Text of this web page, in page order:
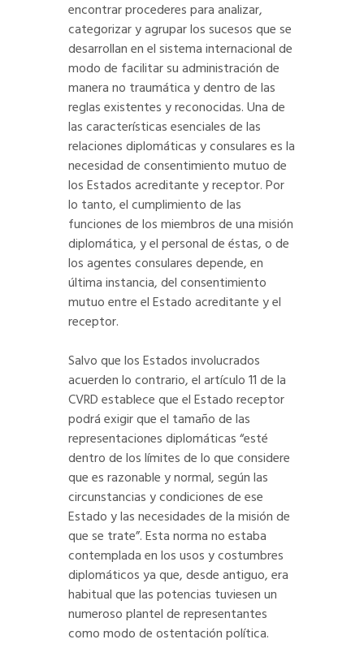
encontrar procederes para analizar,
categorizar y agrupar los sucesos que se
desarrollan en el sistema internacional de
modo de facilitar su administración de
manera no traumática y dentro de las
reglas existentes y reconocidas. Una de
las características esenciales de las
relaciones diplomáticas y consulares es la
necesidad de consentimiento mutuo de
los Estados acreditante y receptor. Por
lo tanto, el cumplimiento de las
funciones de los miembros de una misión
diplomática, y el personal de éstas, o de
los agentes consulares depende, en
última instancia, del consentimiento
mutuo entre el Estado acreditante y el
receptor.
Salvo que los Estados involucrados
acuerden lo contrario, el artículo 11 de la
CVRD establece que el Estado receptor
podrá exigir que el tamaño de las
representaciones diplomáticas “esté
dentro de los límites de lo que considere
que es razonable y normal, según las
circunstancias y condiciones de ese
Estado y las necesidades de la misión de
que se trate”. Esta norma no estaba
contemplada en los usos y costumbres
diplomáticos ya que, desde antiguo, era
habitual que las potencias tuviesen un
numeroso plantel de representantes
como modo de ostentación política.